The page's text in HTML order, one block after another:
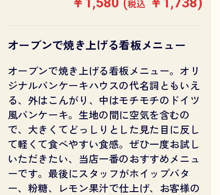
税込
オーブンで焼き上げる看板メニュー
オーブンで焼き上げる看板メニュー。オリ
ジナルパンケーキハウスの代名詞ともいえ
る、外はこんがり、中はモチモチのドイツ
風パンケーキ。生地の間に空気を含むの
で、大きくてどっしりとした見た目に反し
て軽くて食べやすい食感。ぜひ一度お試し
いただきたい、当店一番のおすすめメニュ
ーです。最後にスタッフがホイップバタ
ー、粉糖、レモン果汁で仕上げ、お客様の